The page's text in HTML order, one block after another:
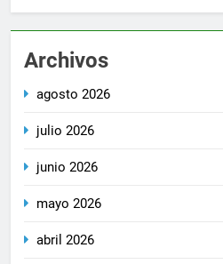
Archivos
agosto 2026
julio 2026
junio 2026
mayo 2026
abril 2026